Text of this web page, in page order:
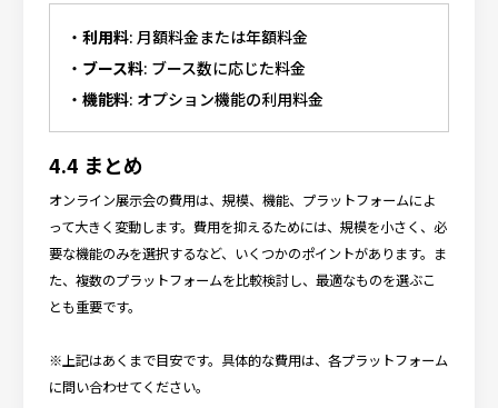
利用料: 月額料金または年額料金
ブース料: ブース数に応じた料金
機能料: オプション機能の利用料金
4.4 まとめ
オンライン展示会の費用は、規模、機能、プラットフォームによ
って大きく変動します。費用を抑えるためには、規模を小さく、必
要な機能のみを選択するなど、いくつかのポイントがあります。ま
た、複数のプラットフォームを比較検討し、最適なものを選ぶこ
とも重要です。
※上記はあくまで目安です。具体的な費用は、各プラットフォーム
に問い合わせてください。